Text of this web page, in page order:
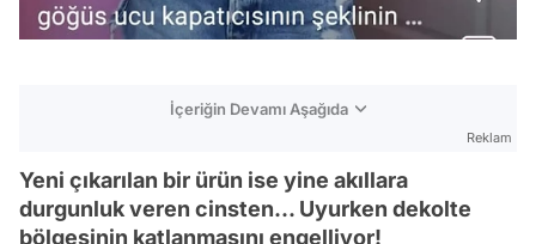
İçeriğin Devamı Aşağıda
Reklam
Yeni çıkarılan bir ürün ise yine akıllara
durgunluk veren cinsten... Uyurken dekolte
bölgesinin katlanmasını engelliyor!